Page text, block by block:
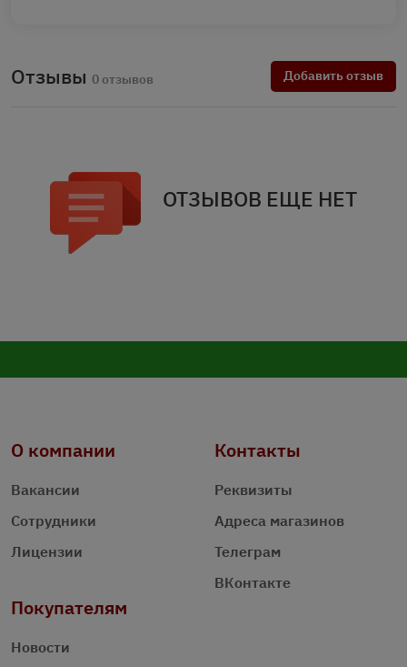
Отзывы 0 отзывов Добавить отзыв
ОТЗЫВОВ ЕЩЕ НЕТ
О компании
Вакансии
Сотрудники
Лицензии
Контакты
Реквизиты
Адреса магазинов
Телеграм
ВКонтакте
Покупателям
Новости